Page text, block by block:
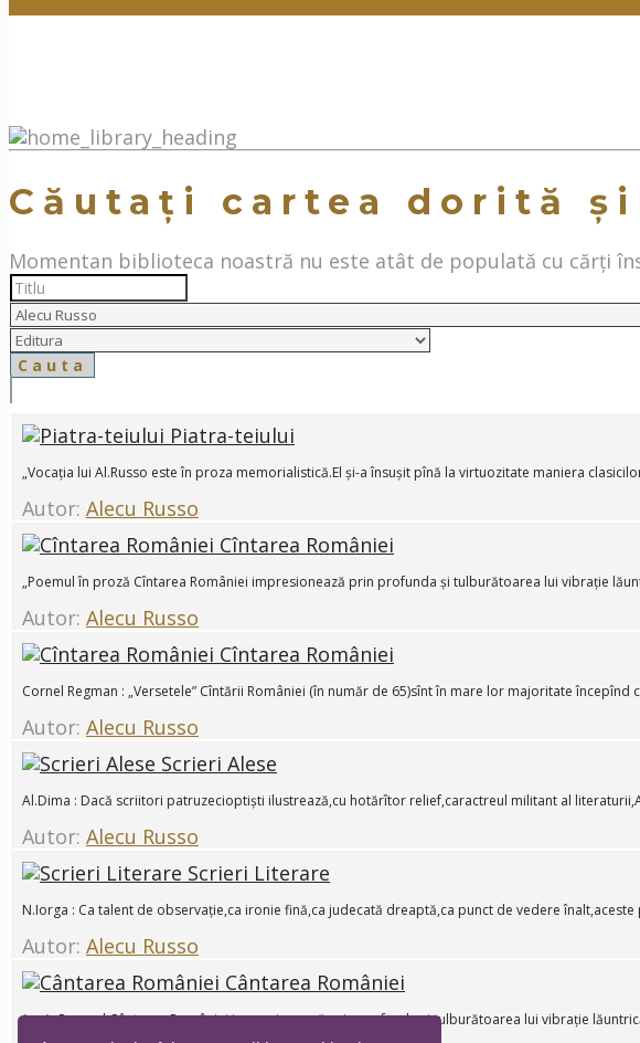
Căutați cartea dorită și
Momentan biblioteca noastră nu este atât de populată cu cărți
Piatra-teiului
„Vocația lui Al.Russo este în proza memorialistică.El și-a însușit pînă la virtuozitate maniera
Autor: Alecu Russo
Cîntarea României
„Poemul în proză Cîntarea României impresionează prin profunda și tulburătoarea lui vibrație
Autor: Alecu Russo
Cîntarea României
Cornel Regman : „Versetele” Cîntării României (în număr de 65)sînt în mare lor majoritate începînd
Autor: Alecu Russo
Scrieri Alese
Al.Dima : Dacă scriitori patruzecioptiști ilustrează,cu hotărîtor relief,caractreul militant al
Autor: Alecu Russo
Scrieri Literare
N.Iorga : Ca talent de observație,ca ironie fină,ca judecată dreaptă,ca punct de vedere
Autor: Alecu Russo
Cântarea României
(. . . )„ Poemul Cântarea României impresionează prin profunda și tulburătoarea lui vibrație